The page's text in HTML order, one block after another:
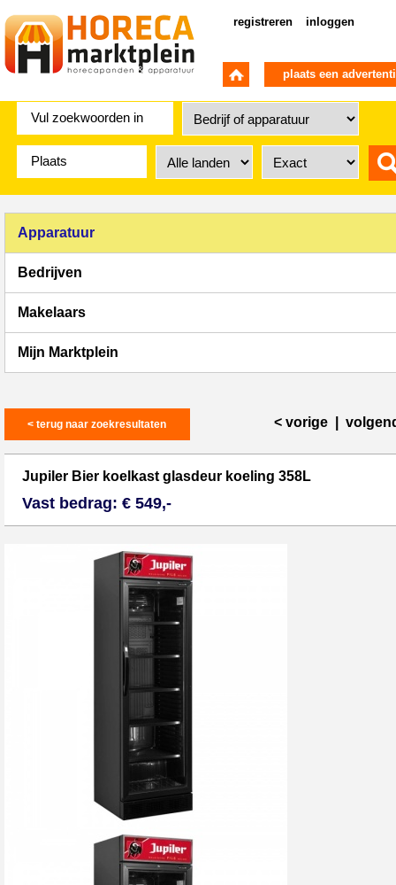
registreren inloggen
plaats een
Apparatuur
Bedrijven
Makelaars
Mijn Marktplein
< terug naar zoekresultaten < vorige
Jupiler Bier koelkast glasdeur koeling 358L
Vast bedrag: € 549,-